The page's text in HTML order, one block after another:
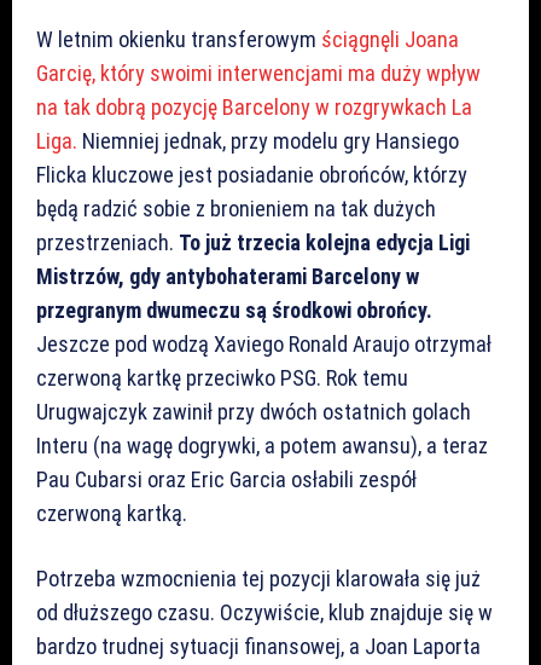
W letnim okienku transferowym ściągnęli Joana
Garcię, który swoimi interwencjami ma duży wpływ
na tak dobrą pozycję Barcelony w rozgrywkach La
Liga. Niemniej jednak, przy modelu gry Hansiego
Flicka kluczowe jest posiadanie obrońców, którzy
będą radzić sobie z bronieniem na tak dużych
przestrzeniach. To już trzecia kolejna edycja Ligi
Mistrzów, gdy antybohaterami Barcelony w
przegranym dwumeczu są środkowi obrońcy.
Jeszcze pod wodzą Xaviego Ronald Araujo otrzymał
czerwoną kartkę przeciwko PSG. Rok temu
Urugwajczyk zawinił przy dwóch ostatnich golach
Interu (na wagę dogrywki, a potem awansu), a teraz
Pau Cubarsi oraz Eric Garcia osłabili zespół
czerwoną kartką.
Potrzeba wzmocnienia tej pozycji klarowała się już
od dłuższego czasu. Oczywiście, klub znajduje się w
bardzo trudnej sytuacji finansowej, a Joan Laporta